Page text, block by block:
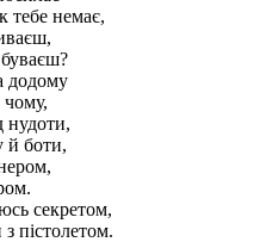
тебе немає,
додому
нудоти,
й боти,
секретом,
пістолетом.